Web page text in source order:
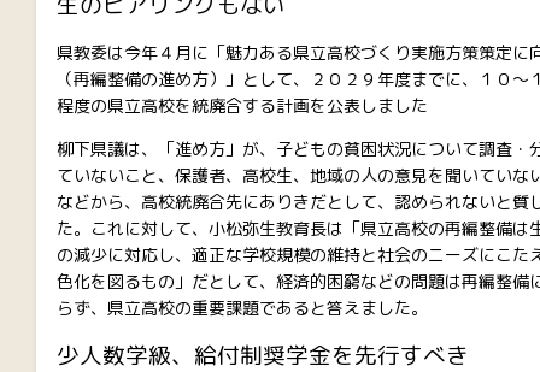
県教委は今年４月に「魅力ある県立高校づくり実施方策策定に
（再編整備の進め方）」として、２０２９年度までに、１０～
程度の県立高校を統廃合する計画を公表しました
柳下県議は、「進め方」が、子どもの貧困状況について調査・
ていないこと、保護者、高校生、地域の人の意見を聞いていな
などから、高校統廃合先にありきだとして、認められないと質
た。これに対して、小松弥生教育長は「県立高校の再編整備は
の減少に対応し、適正な学校規模の維持と社会のニーズにこた
色化を図るもの」だとして、経済的困窮などの問題は再編整備
らず、県立高校の重要課題であると答えました。
少人数学級、給付制奨学金を先行すべき